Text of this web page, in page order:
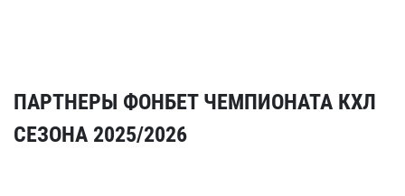
ПАРТНЕРЫ ФОНБЕТ ЧЕМПИОНАТА КХЛ
СЕЗОНА 2025/2026